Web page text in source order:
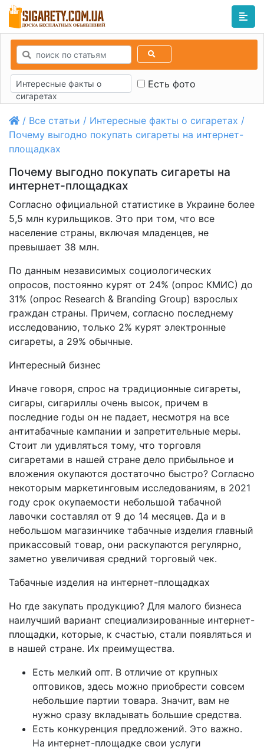
Интересные факты о
сигаретах
Есть фото
/ Все статьи / Интересные факты о сигаретах /
Почему выгодно покупать сигареты на интернет-
площадках
Почему выгодно покупать сигареты на
интернет-площадках
Согласно официальной статистике в Украине более
5,5 млн курильщиков. Это при том, что все
население страны, включая младенцев, не
превышает 38 млн.
По данным независимых социологических
опросов, постоянно курят от 24% (опрос КМИС) до
31% (опрос Research & Branding Group) взрослых
граждан страны. Причем, согласно последнему
исследованию, только 2% курят электронные
сигареты, а 29% обычные.
Интересный бизнес
Иначе говоря, спрос на традиционные сигареты,
сигары, сигариллы очень высок, причем в
последние годы он не падает, несмотря на все
антитабачные кампании и запретительные меры.
Стоит ли удивляться тому, что торговля
сигаретами в нашей стране дело прибыльное и
вложения окупаются достаточно быстро? Согласно
некоторым маркетинговым исследованиям, в 2021
году срок окупаемости небольшой табачной
лавочки составлял от 9 до 14 месяцев. Да и в
небольшом магазинчике табачные изделия главный
прикассовый товар, они раскупаются регулярно,
заметно увеличивая средний торговый чек.
Табачные изделия на интернет-площадках
Но где закупать продукцию? Для малого бизнеса
наилучший вариант специализированные интернет-
площадки, которые, к счастью, стали появляться и
в нашей стране. Их преимущества.
Есть мелкий опт. В отличие от крупных
оптовиков, здесь можно приобрести совсем
небольшие партии товара. Значит, вам не
нужно сразу вкладывать большие средства.
Есть конкуренция предложений. Это важно.
На интернет-площадке свои услуги